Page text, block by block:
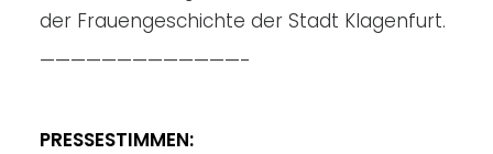
der Frauengeschichte der Stadt Klagenfurt.
—————————————-
PRESSESTIMMEN: